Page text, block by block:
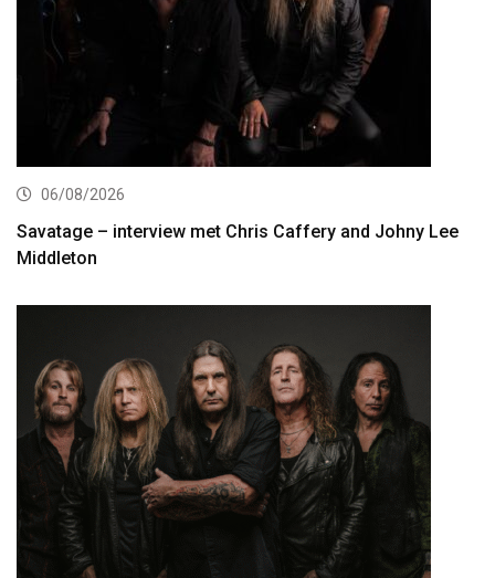
06/08/2026
Savatage – interview met Chris Caffery and Johny Lee
Middleton